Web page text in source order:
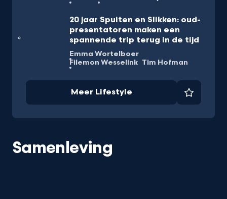
20 jaar Spuiten en Slikken: oud-
presentatoren maken een
spannende trip terug in de tijd
Emma Wortelboer
Filemon Wesselink Tim Hofman
Meer Lifestyle Favoriet
Samenleving